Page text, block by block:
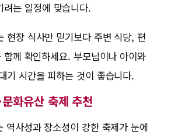
려는 일정에 맞습니다.
현장 식사만 믿기보다 주변 식당, 편
께 확인하세요. 부모님이나 아이와
기 시간을 피하는 것이 좋습니다.
문화유산 축제 추천
역사성과 장소성이 강한 축제가 눈에